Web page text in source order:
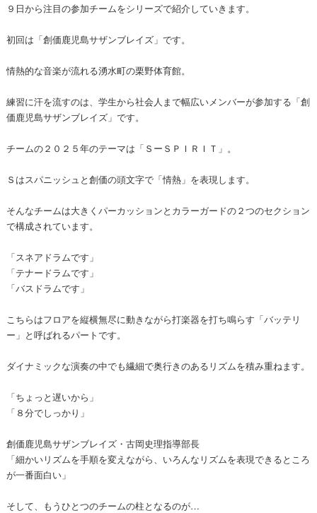
９日から注目の参加チームをシリーズで紹介していきます。
初回は「創価鹿児島サザンブレイズ」です。
情熱的な音楽が流れる湧水町の栗野体育館。
練習に汗を流すのは、学生から社会人まで幅広いメンバーが参加する「創
価鹿児島サザンブレイズ」です。
チームの２０２５年のテーマは「ＳーＳＰＩＲＩＴ」。
Ｓはスパニッシュと創価の頭文字で「情熱」を表現します。
そんなチームは大きくパーカッションとカラーガードの２つのセクション
で構成されています。
「スネアドラムです」
「テナードラムです」
「バスドラムです」
こちらはフロアを縦横無尽に動きながら打楽器を打ち鳴らす「バッテリ
ー」と呼ばれるパートです。
ダイナミックな演奏の中でも繊細で奥行きのあるリズムを積み重ねます。
「ちょっと遅いから」
「８分でしっかり」
創価鹿児島サザンブレイズ・古岡史理指導部長
「細かいリズムを手順を変えながら、いろんなリズムを表現できるところ
が一番面白い」
そして、もうひとつのチームの柱となるのが…